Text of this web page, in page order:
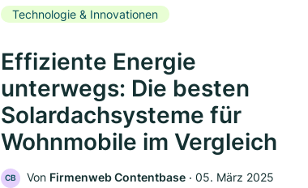
Technologie & Innovationen
Effiziente Energie
unterwegs: Die besten
Solardachsysteme für
Wohnmobile im Vergleich
CB Von Firmenweb Contentbase ‧ 05. März 2025